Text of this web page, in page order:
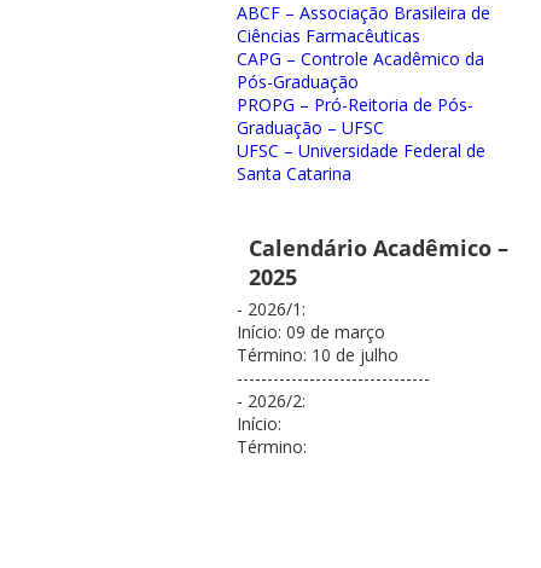
ABCF – Associação Brasileira de
Ciências Farmacêuticas
CAPG – Controle Acadêmico da
Pós-Graduação
PROPG – Pró-Reitoria de Pós-
Graduação – UFSC
UFSC – Universidade Federal de
Santa Catarina
Calendário Acadêmico –
2025
- 2026/1:
Início: 09 de março
Término: 10 de julho
--------------------------------
- 2026/2:
Início:
Término: